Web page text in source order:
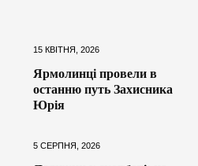
15 КВІТНЯ, 2026
Ярмолинці провели в
останню путь Захисника
Юрія
5 СЕРПНЯ, 2026